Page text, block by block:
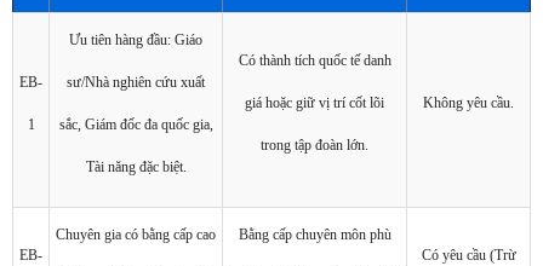
EB-
1
Ưu tiên hàng đầu: Giáo
sư/Nhà nghiên cứu xuất
sắc, Giám đốc đa quốc gia,
Tài năng đặc biệt.
Có thành tích quốc tế danh
giá hoặc giữ vị trí cốt lõi
trong tập đoàn lớn.
Không yêu cầu.
EB-
Chuyên gia có bằng cấp cao Bằng cấp chuyên môn phù
Có yêu cầu (Trừ